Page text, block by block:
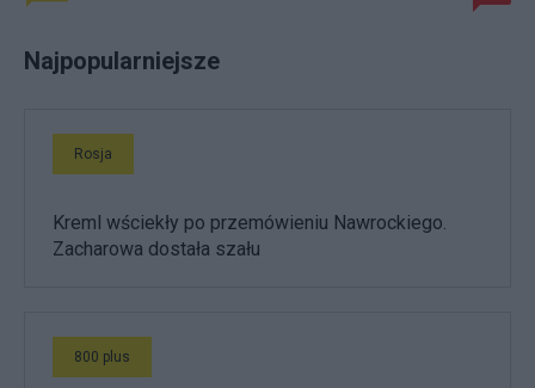
Najpopularniejsze
Rosja
Kreml wściekły po przemówieniu Nawrockiego.
Zacharowa dostała szału
800 plus